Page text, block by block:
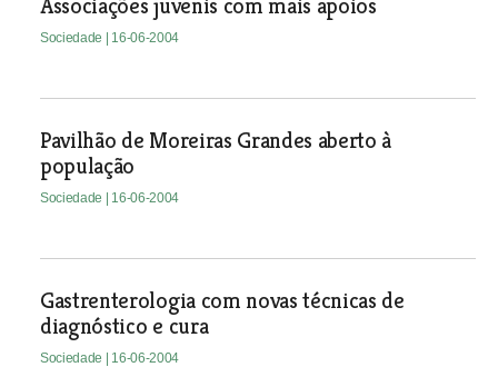
Associações juvenis com mais apoios
Sociedade | 16-06-2004
Pavilhão de Moreiras Grandes aberto à
população
Sociedade | 16-06-2004
Gastrenterologia com novas técnicas de
diagnóstico e cura
Sociedade | 16-06-2004